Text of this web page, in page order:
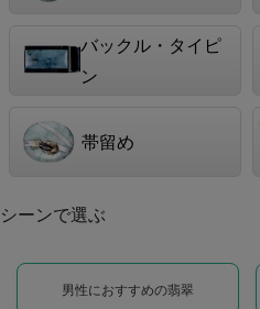
バックル・タイピ
ン
帯留め
シーンで選ぶ
男性におすすめの翡翠